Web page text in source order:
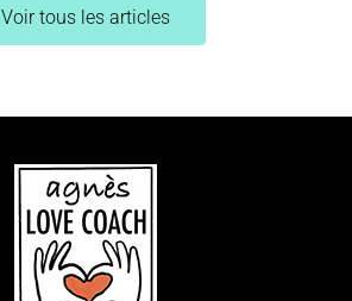
Voir tous les articles